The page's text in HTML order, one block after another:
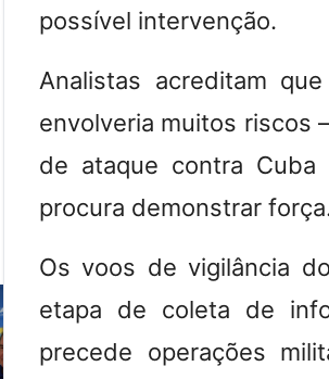
possível intervenção.
Analistas acreditam
envolveria muitos riscos
de ataque contra Cuba
procura demonstrar
Os voos de vigilância
etapa de coleta de
precede operações